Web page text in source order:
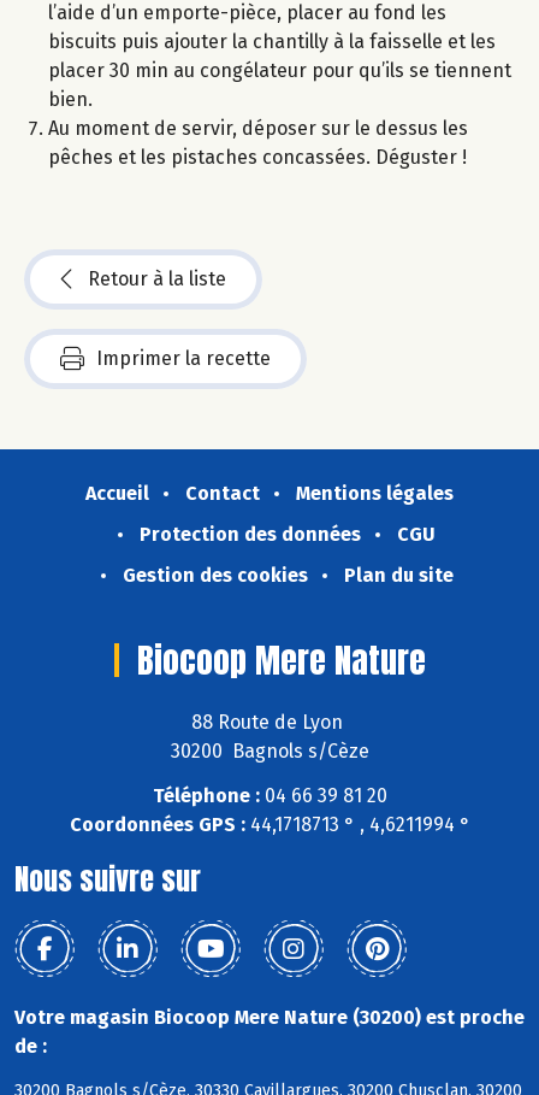
l’aide d’un emporte-pièce, placer au fond les
biscuits puis ajouter la chantilly à la faisselle et les
placer 30 min au congélateur pour qu’ils se tiennent
bien.
Au moment de servir, déposer sur le dessus les
pêches et les pistaches concassées. Déguster !
Retour à la liste
Imprimer la recette
Accueil Contact
Mentions légales
Protection des données
CGU
Gestion des cookies
Plan du site
Biocoop Mere Nature
88 Route de Lyon
30200 Bagnols s/Cèze
Téléphone :04 66 39 81 20
Coordonnées GPS :44,1718713 ° , 4,6211994 °
Nous suivre sur
Votre magasin Biocoop Mere Nature (30200) est proche
de :
30200 Bagnols s/Cèze, 30330 Cavillargues, 30200 Chusclan, 30200